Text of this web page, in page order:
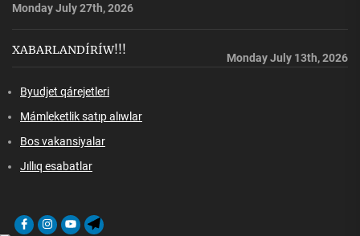
Monday July 27th, 2026
XABARLANDÍRÍW!!!
Monday July 13th, 2026
Byudjet qárejetleri
Mámleketlik satıp alıwlar
Bos vakansiyalar
Jıllıq esabatlar
FacebookInstagram
YoutubeTelegram